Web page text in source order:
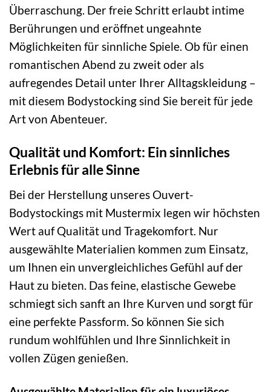
Überraschung. Der freie Schritt erlaubt intime
Berührungen und eröffnet ungeahnte
Möglichkeiten für sinnliche Spiele. Ob für einen
romantischen Abend zu zweit oder als
aufregendes Detail unter Ihrer Alltagskleidung –
mit diesem Bodystocking sind Sie bereit für jede
Art von Abenteuer.
Qualität und Komfort: Ein sinnliches
Erlebnis für alle Sinne
Bei der Herstellung unseres Ouvert-
Bodystockings mit Mustermix legen wir höchsten
Wert auf Qualität und Tragekomfort. Nur
ausgewählte Materialien kommen zum Einsatz,
um Ihnen ein unvergleichliches Gefühl auf der
Haut zu bieten. Das feine, elastische Gewebe
schmiegt sich sanft an Ihre Kurven und sorgt für
eine perfekte Passform. So können Sie sich
rundum wohlfühlen und Ihre Sinnlichkeit in
vollen Zügen genießen.